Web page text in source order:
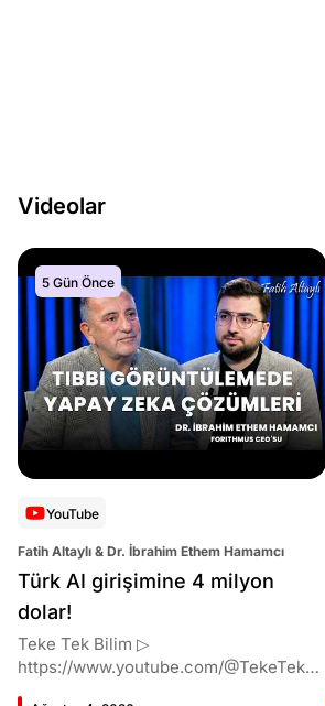
Videolar
5 Gün Önce
YouTube
Fatih Altaylı & Dr. İbrahim Ethem Hamamcı
Türk AI girişimine 4 milyon
dolar!
Teke Tek Bilim ▷
https://www.youtube.com/@TekeTekBil